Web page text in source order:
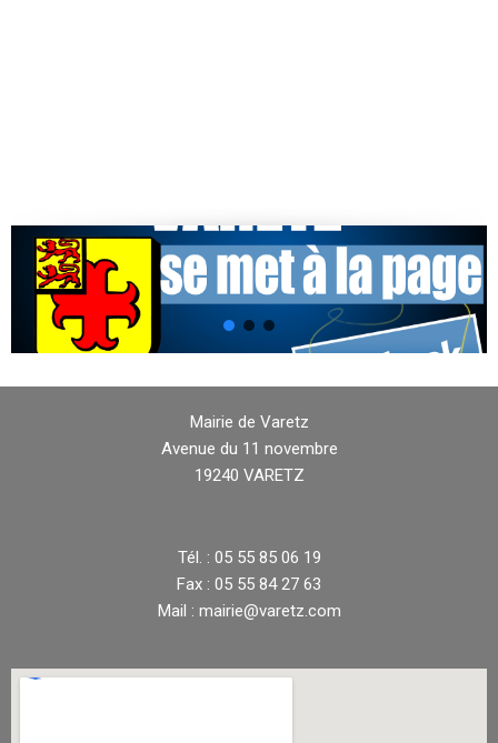
Mairie de Varetz
Avenue du 11 novembre
19240 VARETZ
Tél. : 05 55 85 06 19
Fax : 05 55 84 27 63
Mail : mairie@varetz.com